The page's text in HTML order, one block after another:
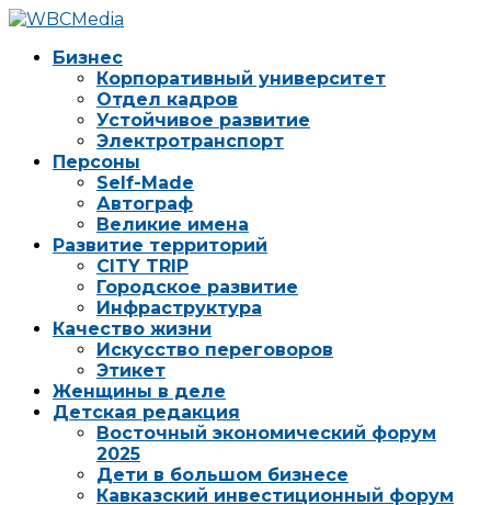
Бизнес
Корпоративный университет
Отдел кадров
Устойчивое развитие
Электротранспорт
Персоны
Self-Made
Автограф
Великие имена
Развитие территорий
CITY TRIP
Городское развитие
Инфраструктура
Качество жизни
Искусство переговоров
Этикет
Женщины в деле
Детская редакция
Восточный экономический форум
2025
Дети в большом бизнесе
Кавказский инвестиционный форум